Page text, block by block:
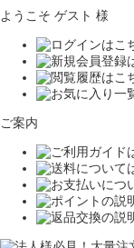
ようこそ ゲスト 様
ご案内